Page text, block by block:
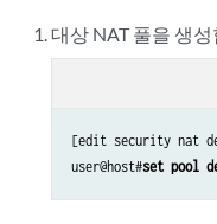
대상 NAT 풀을 생
[edit security nat
user@host#set pool